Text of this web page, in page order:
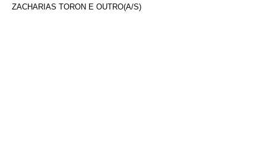
ZACHARIAS TORON E OUTRO(A/S)